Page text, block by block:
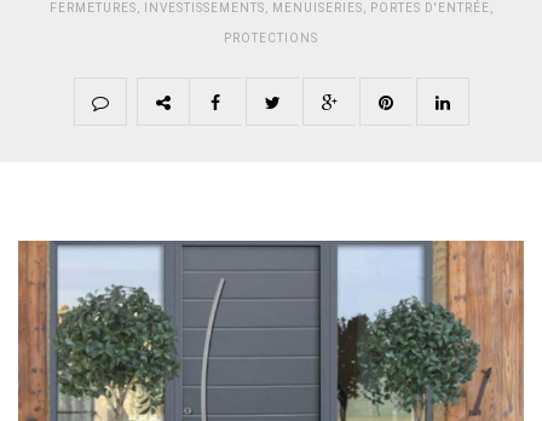
FERMETURES INVESTISSEMENTS MENUISERIES PORTES D'ENTRÉE
PROTECTIONS